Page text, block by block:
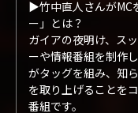
▶︎竹中直人さんがMC
ー」とは？
ガイアの夜明け、ス
ーや情報番組を制作
がタッグを組み、知
を取り上げることを
番組です。